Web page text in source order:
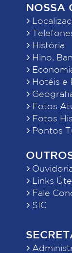
NOSSA
História
Hino,
Hotéis e
Fotos
Fotos
Pontos
Links
Fale
SIC